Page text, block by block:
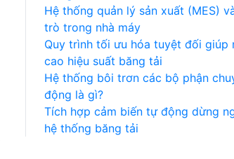
Hệ thống quản lý sản xuất (MES)
trò trong nhà máy
Quy trình tối ưu hóa tuyệt đối giúp
cao hiệu suất băng tải
Hệ thống bôi trơn các bộ phận
động là gì?
Tích hợp cảm biến tự động dừng
hệ thống băng tải